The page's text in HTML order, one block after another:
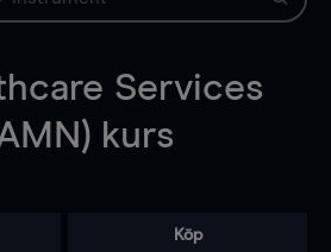
Services
kurs
Köp